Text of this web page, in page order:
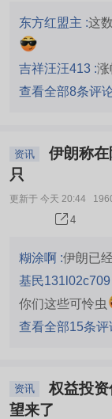
东方红盟主 :这
吉祥汪汪413 :涨
资讯
伊朗称在阿巴斯港附近海域扣押12艘违规船
只
更新于 今天 20:44
4
糊涂啊 :伊朗已
你们这些可怜虫
资讯
权益投资信心边际修复！险资下半年配置展
望来了